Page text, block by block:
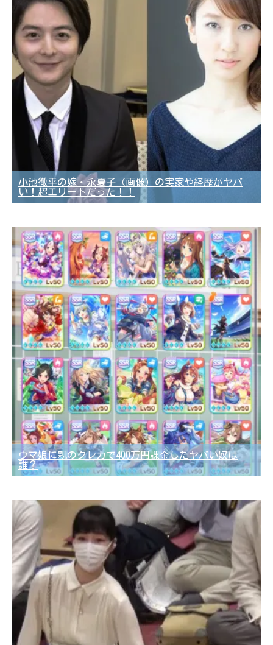
小池徹平の嫁・永夏子（画像）の実家や経歴がヤバ
い！超エリートだった！！
ウマ娘に親のクレカで400万円課金したヤバい奴は
誰？